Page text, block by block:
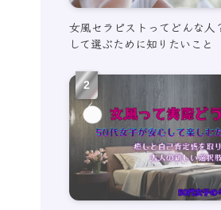
女風セラピストってどんな人
して選ぶために知りたいこと